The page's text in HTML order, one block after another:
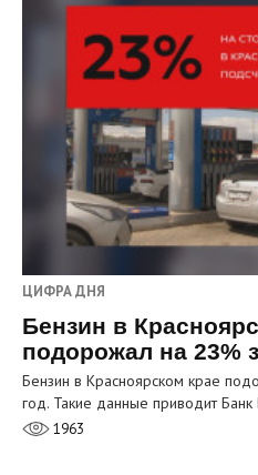
ЦИФРА ДНЯ
Бензин в
подорожал на 23%
Бензин в Красноярском крае
год. Такие данные приводит
1963